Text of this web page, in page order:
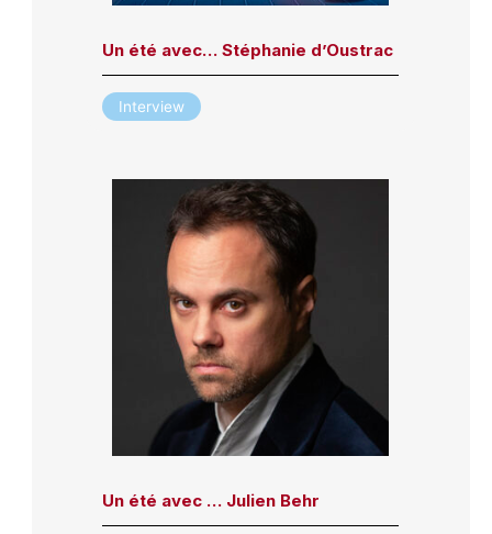
Un été avec… Stéphanie d’Oustrac
Interview
Un été avec … Julien Behr